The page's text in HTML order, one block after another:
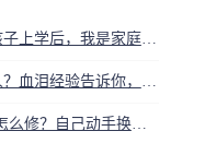
住家教师白天在忙啥？孩子上学后，我是家庭运营官
LG滚筒洗衣机门边漏水怎么修？自己动手换密封圈教程视频